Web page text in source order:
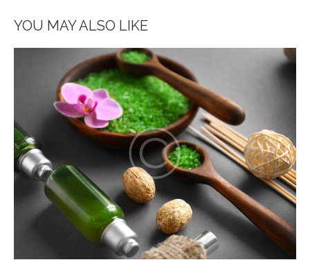
YOU MAY ALSO LIKE